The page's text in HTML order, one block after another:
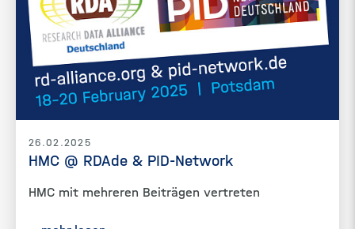
26.02.2025
HMC @ RDAde & PID-Network
HMC mit mehreren Beiträgen vertreten